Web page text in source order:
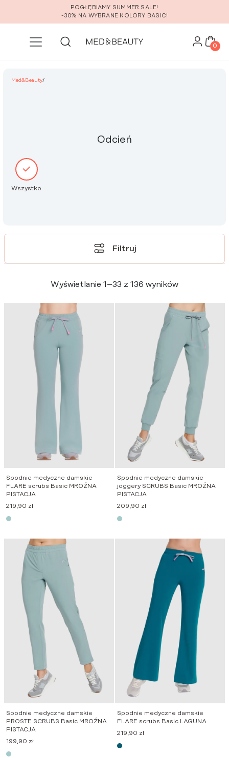
Przejdź do głównej zawartości
POGŁĘBIAMY SUMMER SALE!
-30% NA WYBRANE KOLORY BASIC!
0
Med&Beauty/
Odcień
Wszystko
Filtruj
Wyświetlanie 1–33 z 136 wyników
Spodnie medyczne damskie
FLARE scrubs Basic MROŹNA
PISTACJA
219,90 zł
Spodnie medyczne damskie
joggery SCRUBS Basic MROŹNA
PISTACJA
209,90 zł
Spodnie medyczne damskie
PROSTE SCRUBS Basic MROŹNA
PISTACJA
199,90 zł
Spodnie medyczne damskie
FLARE scrubs Basic LAGUNA
219,90 zł